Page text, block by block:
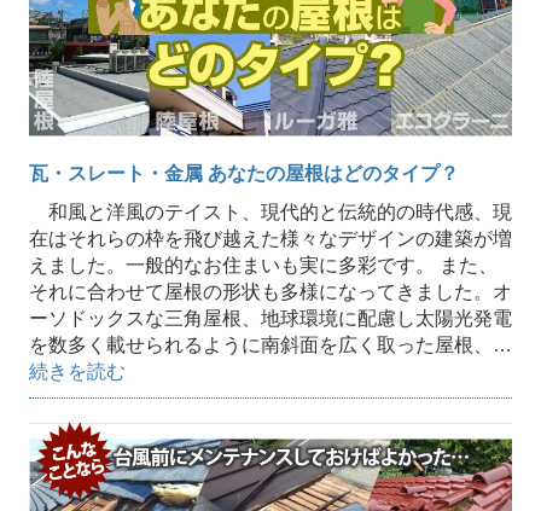
瓦・スレート・金属 あなたの屋根はどのタイプ？
和風と洋風のテイスト、現代的と伝統的の時代感、現
在はそれらの枠を飛び越えた様々なデザインの建築が増
えました。一般的なお住まいも実に多彩です。 また、
それに合わせて屋根の形状も多様になってきました。オ
ーソドックスな三角屋根、地球環境に配慮し太陽光発電
を数多く載せられるように南斜面を広く取った屋根、…
続きを読む